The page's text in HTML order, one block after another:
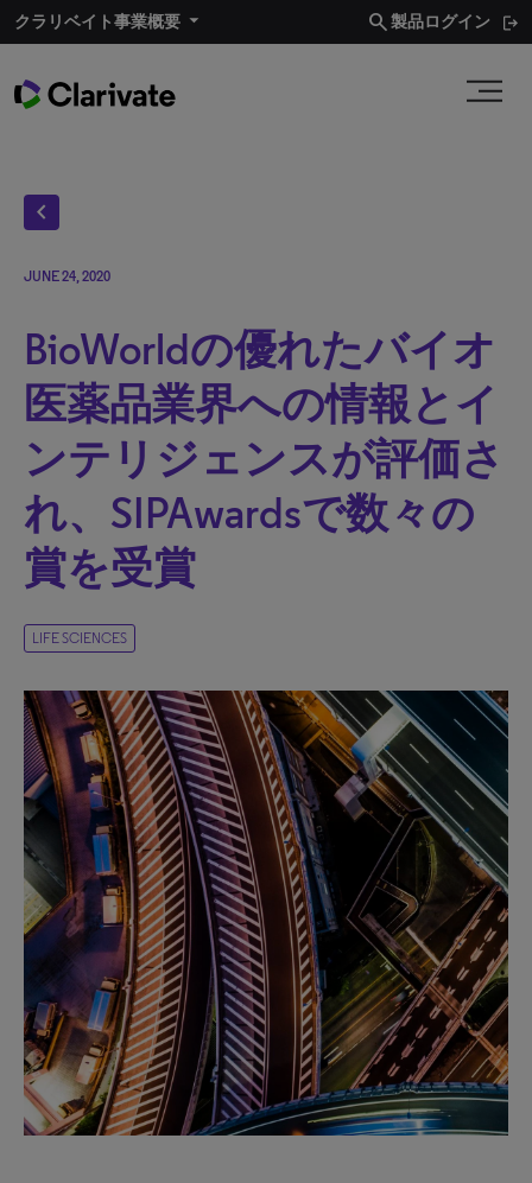
クラリベイト事業概要​ search製品ログイン
chevron_left
JUNE 24, 2020
BioWorldの優れたバイオ
医薬品業界への情報とイ
ンテリジェンスが評価さ
れ、SIPAwardsで数々の
賞を受賞
LIFE SCIENCES